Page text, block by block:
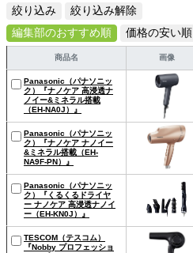
絞り込み
絞り込み解除
編集部のおすすめ順
価格の安い順
商品名 画像
Panasonic（パナソニッ
ク）『ナノケア 高浸透ナ
ノイー&ミネラル搭載
（EH-NA0J）』
Panasonic（パナソニッ
ク）『ナノケア ナノイー
&ミネラル搭載（EH-
NA9F-PN）』
Panasonic（パナソニッ
ク）『くるくるドライヤ
ー ナノケア 高浸透ナノイ
ー（EH-KN0J）』
TESCOM（テスコム）
『Nobby プロフェッショ